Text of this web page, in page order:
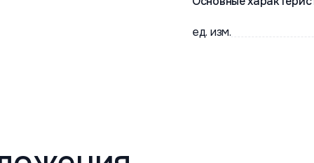
ед. изм.